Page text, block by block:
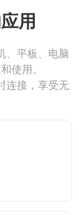
用
、平板、电脑
使用。
连接，享受无